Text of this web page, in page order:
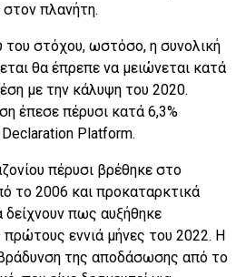
πλανήτη.
του στόχου, ωστόσο, η συνολική
θα έπρεπε να μειώνεται κατά
με την κάλυψη του 2020.
έπεσε πέρυσι κατά 6,3%
Platform.
πέρυσι βρέθηκε στο
το 2006 και προκαταρκτικά
δείχνουν πως αυξήθηκε
εννιά μήνες του 2022. Η
της αποδάσωσης από το